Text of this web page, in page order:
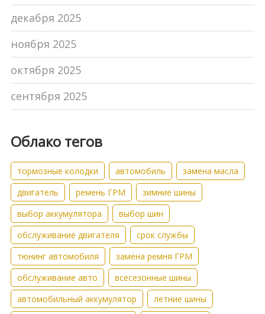
декабря 2025
ноября 2025
октября 2025
сентября 2025
Облако тегов
тормозные колодки автомобиль
замена масла
двигатель
ремень ГРМ
зимние шины
выбор аккумулятора
выбор шин
обслуживание двигателя
срок службы
тюнинг автомобиля
замена ремня ГРМ
обслуживание авто
всесезонные шины
автомобильный аккумулятор
летние шины